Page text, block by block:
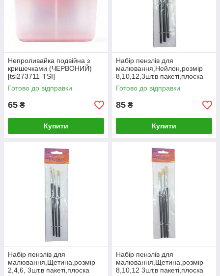
Непроливайка подвійна з
кришечками (ЧЕРВОНИЙ)
[tsi273711-TSI]
Готово до відправки
65 ₴
Купити
Набір пензлів для
малювання,Нейлон,розмір
8,10,12,3шт.в пакеті,плоска
головка,деревʼяна ручка
[tsi281399-TSI]
Готово до відправки
85 ₴
Купити
Набір пензлів для
малювання,Щетина,розмір
2,4,6, 3шт.в пакеті,плоска
Набір пензлів для
малювання,Щетина,розмір
8,10,12 3шт.в пакеті,плоска